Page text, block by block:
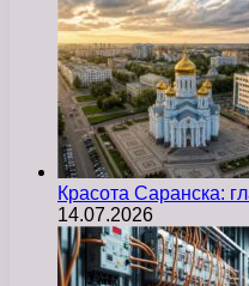
Красота Саранска:
14.07.2026